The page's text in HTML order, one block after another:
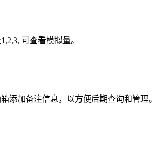
可查看模拟量。
添加备注信息，以方便后期查询和管理。